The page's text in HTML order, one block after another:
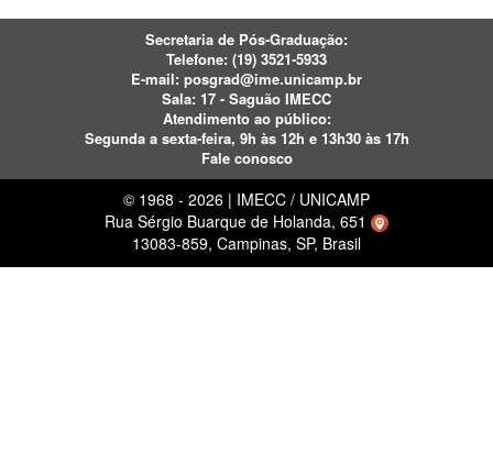
Secretaria de Pós-Graduação:
Telefone: (19) 3521-5933
E-mail: posgrad@ime.unicamp.br
Sala: 17 - Saguão IMECC
Atendimento ao público:
Segunda a sexta-feira, 9h às 12h e 13h30 às 17h
Fale conosco
© 1968 - 2026 | IMECC / UNICAMP
Rua Sérgio Buarque de Holanda, 651
13083-859, Campinas, SP, Brasil